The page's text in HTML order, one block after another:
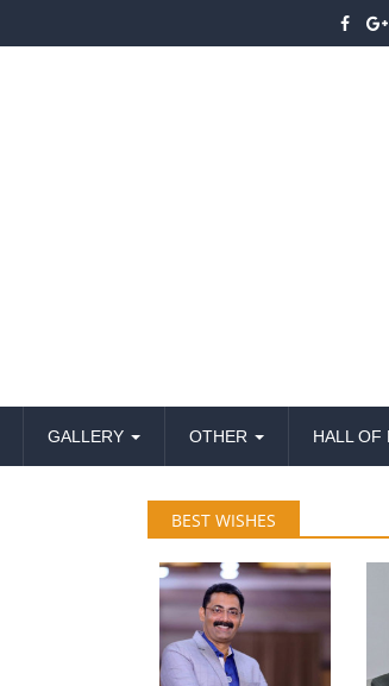
GALLERY OTHER HALL OF
BEST WISHES